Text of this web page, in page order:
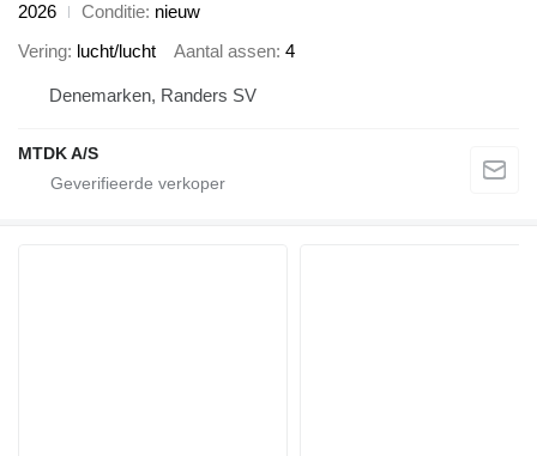
2026
Conditie nieuw
Vering lucht/lucht Aantal assen 4
Denemarken, Randers SV
MTDK A/S